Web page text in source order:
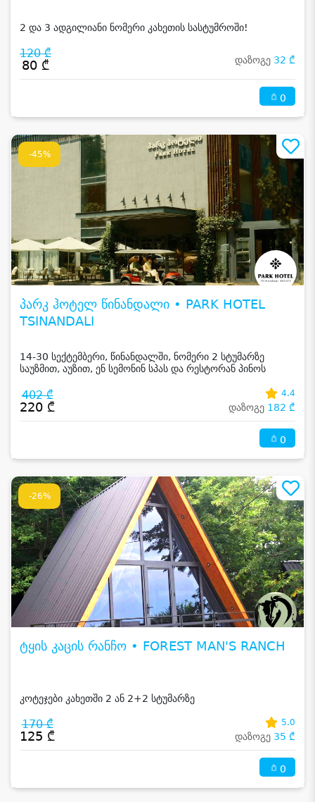
2 და 3 ადგილიანი ნომერი კახეთის სასტუმროში!
120 ₾
80 ₾ დაზოგე 32 ₾
0
-45%
პარკ ჰოტელ წინანდალი • PARK HOTEL
TSINANDALI
14-30 სექტემბერი, წინანდალში, ნომერი 2 სტუმარზე
საუზმით, აუზით, ენ სემონინ სპას და რესტორან პინოს
402 ₾
220 ₾
4.4
დაზოგე 182 ₾
0
-26%
ტყის კაცის რანჩო • FOREST MAN'S RANCH
კოტეჯები კახეთში 2 ან 2+2 სტუმარზე
170 ₾
125 ₾
5.0
დაზოგე 35 ₾
0